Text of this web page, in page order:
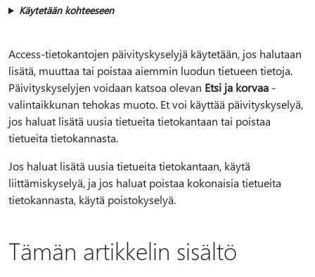
Käytetään kohteeseen
Access-tietokantojen päivityskyselyjä käytetään, jos halutaan
lisätä, muuttaa tai poistaa aiemmin luodun tietueen tietoja.
Päivityskyselyjen voidaan katsoa olevan Etsi ja korvaa -
valintaikkunan tehokas muoto. Et voi käyttää päivityskyselyä,
jos haluat lisätä uusia tietueita tietokantaan tai poistaa
tietueita tietokannasta.
Jos haluat lisätä uusia tietueita tietokantaan, käytä
liittämiskyselyä, ja jos haluat poistaa kokonaisia tietueita
tietokannasta, käytä poistokyselyä.
Tämän artikkelin sisältö